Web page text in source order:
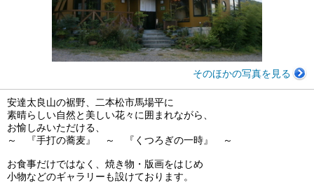
そのほかの写真を見る
安達太良山の裾野、二本松市馬場平に
素晴らしい自然と美しい花々に囲まれながら、
お愉しみいただける、
～ 『手打の蕎麦』 ～ 『くつろぎの一時』 ～
お食事だけではなく、焼き物・版画をはじめ
小物などのギャラリーも設けております。